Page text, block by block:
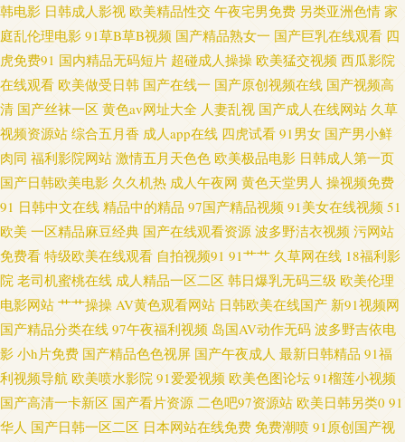
幕 伊人久艹 91人人操操 操逼第50页 国产视频二区 欧美少女性交开包 日本人
妻丝袜 91国模吧 ts伪娘人妖一区 欧美成人影 午夜色色网 91黄视屏 97殴美资
源总站 超碰再线99 爱豆传媒A片 国产精品掏空网 内射91白虎白丝 日韩五码
做爱网站91 国产久久综合 亚洲精品二区三 99福利精品密臀 国产91精 欧美成
线 五月花激情网 91免费观 肏屄ab 韩欧美日久 日韩有码系列 18禁欧洲 99精
品在这里 国产白丝三区 久久艹伊人 欧洲色淫网 亭亭五月综合 91超碰社区 av
天堂强奸 国产日韩欧美一区 欧美三区视频 五月天午夜福利 91深夜影院色 肏
屄爽片 黄色片传媒视频 欧美成人性交 色亭亭性爱网 91豆花视频在线 草莓视
韩电影 日韩成人影视 欧美精品性交 午夜宅男免费 另类亚洲色情 家
庭乱伦理电影 91草B草B视频 国产精品熟女一 国产巨乳在线观看 四
虎免费91 国内精品无码短片 超碰成人操操 欧美猛交视频 西瓜影院
在线观看 欧美做受日韩 国产在线一 国产原创视频在线 国产视频高
清 国产丝袜一区 黄色av网址大全 人妻乱视 国产成人在线网站 久草
视频资源站 综合五月香 成人app在线 四虎试看 91男女 国产男小鲜
肉同 福利影院网站 激情五月天色色 欧美极品电影 日韩成人第一页
国产日韩欧美电影 久久机热 成人午夜网 黄色天堂男人 操视频免费
91 日韩中文在线 精品中的精品 97国产精品视频 91美女在线视频 51
欧美 一区精品麻豆经典 国产在线观看资源 波多野洁衣视频 污网站
免费看 特级欧美在线观看 自拍视频91 91艹艹 久草网在线 18福利影
院 老司机蜜桃在线 成人精品一区二区 韩日爆乳无码三级 欧美伦理
电影网站 艹艹操操 AV黄色观看网站 日韩欧美在线国产 新91视频网
国产精品分类在线 97午夜福利视频 岛国AV动作无码 波多野吉依电
影 小h片免费 国产精品色色视屏 国产午夜成人 最新日韩精品 91福
利视频导航 欧美喷水影院 91爱爱视频 欧美色图论坛 91榴莲小视频
国产高清一卡新区 国产看片资源 二色吧97资源站 欧美日韩另类0 91
华人 国产日韩一区二区 日本网站在线免费 免费潮喷 91原创国产视